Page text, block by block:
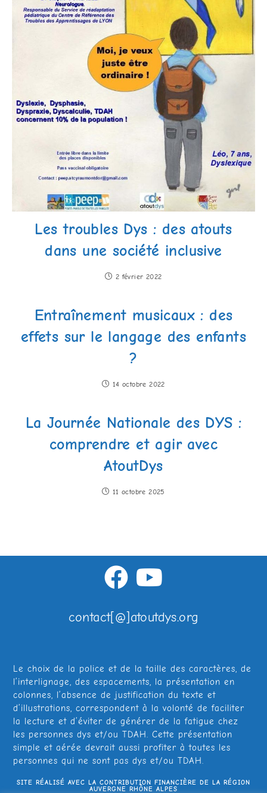
Les troubles Dys : des atouts
dans une société inclusive
2 février 2022
Entraînement musicaux : des
effets sur le langage des enfants
?
14 octobre 2022
La Journée Nationale des DYS :
comprendre et agir avec
AtoutDys
11 octobre 2025
contact[@]atoutdys.org
Le choix de la police et de la taille des caractères, de
l’interlignage, des espacements, la présentation en
colonnes, l’absence de justification du texte et
d’illustrations, correspondent à la volonté de faciliter
la lecture et d’éviter de générer de la fatigue chez
les personnes dys et/ou TDAH. Cette présentation
simple et aérée devrait aussi profiter à toutes les
personnes qui ne sont pas dys et/ou TDAH.
SITE RÉALISÉ AVEC LA CONTRIBUTION FINANCIÈRE DE LA RÉGION
AUVERGNE RHÔNE ALPES